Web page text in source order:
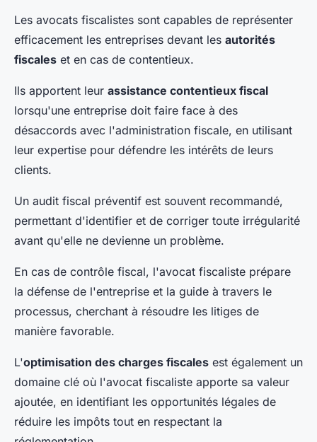
Les avocats fiscalistes sont capables de représenter
efficacement les entreprises devant les autorités
fiscales et en cas de contentieux.
Ils apportent leur assistance contentieux fiscal
lorsqu'une entreprise doit faire face à des
désaccords avec l'administration fiscale, en utilisant
leur expertise pour défendre les intérêts de leurs
clients.
Un audit fiscal préventif est souvent recommandé,
permettant d'identifier et de corriger toute irrégularité
avant qu'elle ne devienne un problème.
En cas de contrôle fiscal, l'avocat fiscaliste prépare
la défense de l'entreprise et la guide à travers le
processus, cherchant à résoudre les litiges de
manière favorable.
L'optimisation des charges fiscales est également un
domaine clé où l'avocat fiscaliste apporte sa valeur
ajoutée, en identifiant les opportunités légales de
réduire les impôts tout en respectant la